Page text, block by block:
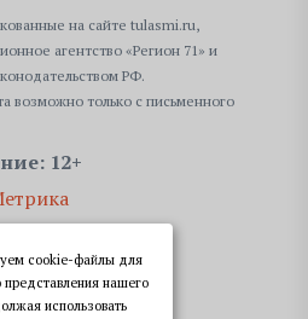
на сайте tulasmi.ru,
агентство «Регион 71» и
РФ.
возможно только с письменного
12+
cookie-файлы для
нашего
использовать